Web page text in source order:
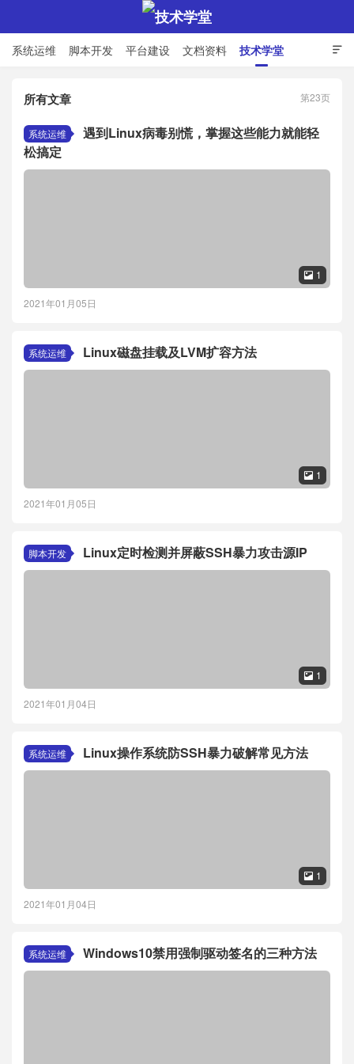
技术学堂

系统运维 脚本开发 平台建设 文档资料 技术学堂
所有文章 第23页
系统运维
遇到Linux病毒别慌，掌握这些能力就能轻
松搞定
 1
2021年01月05日
系统运维 Linux磁盘挂载及LVM扩容方法
 1
2021年01月05日
脚本开发 Linux定时检测并屏蔽SSH暴力攻击源IP
 1
2021年01月04日
系统运维 Linux操作系统防SSH暴力破解常见方法
 1
2021年01月04日
系统运维 Windows10禁用强制驱动签名的三种方法